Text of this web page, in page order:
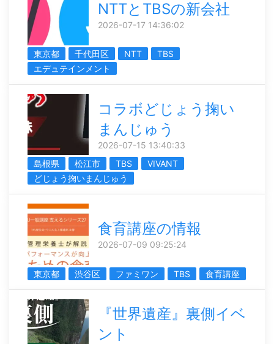
NTTとTBSの新会社
2026-07-17 14:36:02
東京都 千代田区 NTT
TBS
エデュテインメント
コラボどじょう掬い
まんじゅう
2026-07-15 13:40:33
島根県
松江市 TBS
VIVANT
どじょう掬いまんじゅう
食育講座の情報
2026-07-09 09:25:24
東京都 渋谷区 ファミワン TBS 食育講座
『世界遺産』裏側イベ
ント